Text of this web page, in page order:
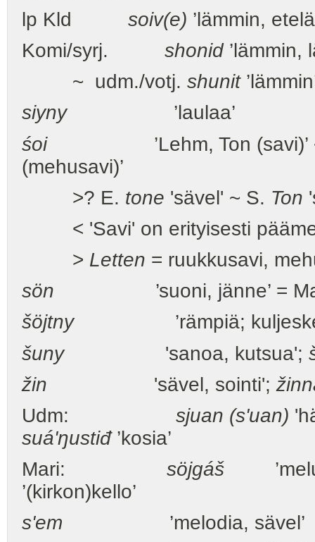
lp Kld soiv(e) ’lämmin,
Komi/syrj. shonid’lämmin,
~ udm./votj. shunit
siyny’laulaa’
śoi’Lehm, Ton (savi)’ ~
(mehusavi)’
>? E. tone 'sävel' ~ S. Ton
< 'Savi' on erityisesti
> Letten = ruukkusavi,
sön ’suoni, jänne’ =
šöjtny’rämpiä;
šuny'sanoa, kutsua';
žin 'sävel, sointi';
Udm: sjuan (s'uan)
suá'ŋustiđ’kosia’
Mari: söjgáš
’(kirkon)kello’
s'em ’melodia, sävel’